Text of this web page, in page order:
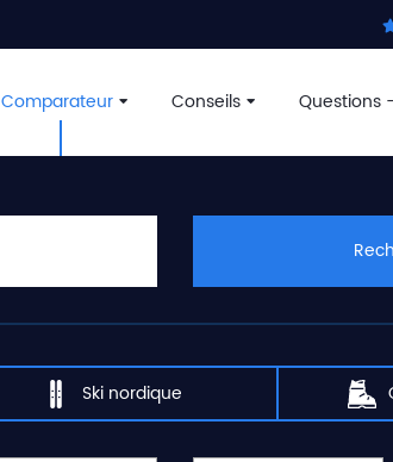
Comparateur Conseils Questions
Ski nordique